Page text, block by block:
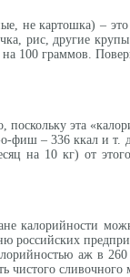
не картошка) –
рис, другие
100 граммов.
эта
фиш – 336 ккал и т.
на 10 кг) от
калорийности
российских
аж в
чистого сливочного